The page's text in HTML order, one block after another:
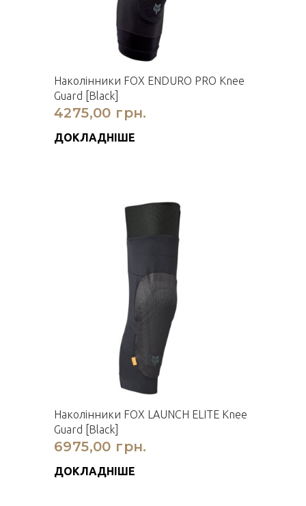
Наколінники FOX ENDURO PRO Knee
Guard [Black]
4275,00 грн.
ДОКЛАДНІШЕ
Наколінники FOX LAUNCH ELITE Knee
Guard [Black]
6975,00 грн.
ДОКЛАДНІШЕ